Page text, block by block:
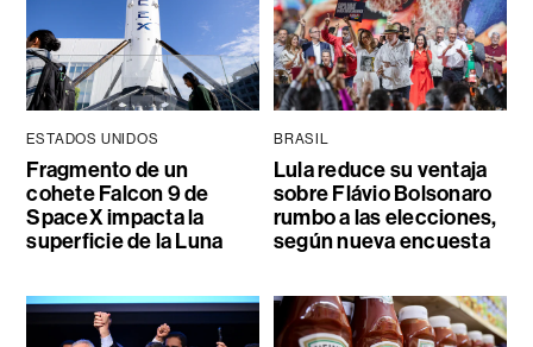
ESTADOS UNIDOS
Fragmento de un
cohete Falcon 9 de
SpaceX impacta la
superficie de la Luna
BRASIL
Lula reduce su ventaja
sobre Flávio Bolsonaro
rumbo a las elecciones,
según nueva encuesta